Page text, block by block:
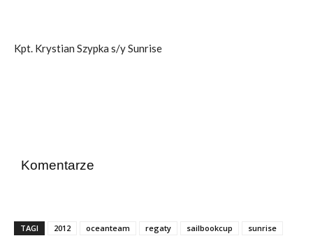
Kpt. Krystian Szypka s/y Sunrise
Komentarze
TAGI 2012 oceanteam regaty sailbookcup sunrise